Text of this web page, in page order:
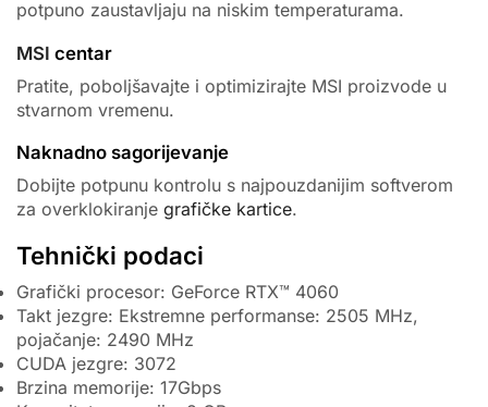
potpuno zaustavljaju na niskim temperaturama.
MSI centar
Pratite, poboljšavajte i optimizirajte MSI proizvode u
stvarnom vremenu.
Naknadno sagorijevanje
Dobijte potpunu kontrolu s najpouzdanijim softverom
za overklokiranje grafičke kartice.
Tehnički podaci
Grafički procesor: GeForce RTX™ 4060
Takt jezgre: Ekstremne performanse: 2505 MHz,
pojačanje: 2490 MHz
CUDA jezgre: 3072
Brzina memorije: 17Gbps